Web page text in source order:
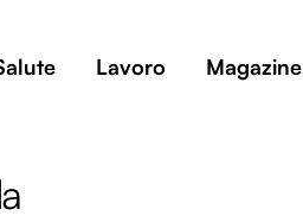
Lavoro Magazine